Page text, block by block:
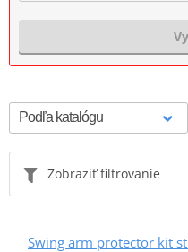
Zobraziť filtrovanie
Swing arm protector kit